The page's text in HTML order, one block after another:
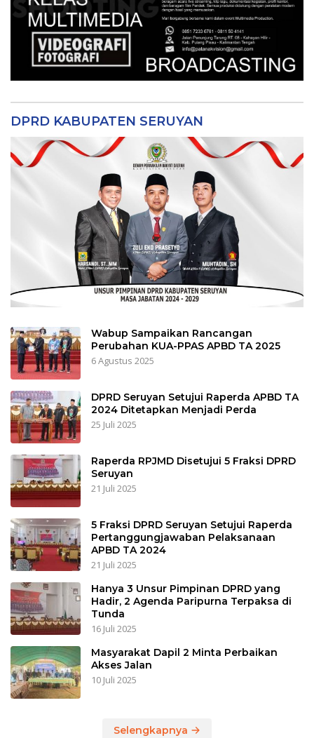
DPRD KABUPATEN SERUYAN
Wabup Sampaikan Rancangan
Perubahan KUA-PPAS APBD TA 2025
6 Agustus 2025
DPRD Seruyan Setujui Raperda APBD TA
2024 Ditetapkan Menjadi Perda
25 Juli 2025
Raperda RPJMD Disetujui 5 Fraksi DPRD
Seruyan
21 Juli 2025
5 Fraksi DPRD Seruyan Setujui Raperda
Pertanggungjawaban Pelaksanaan
APBD TA 2024
21 Juli 2025
Hanya 3 Unsur Pimpinan DPRD yang
Hadir, 2 Agenda Paripurna Terpaksa di
Tunda
16 Juli 2025
Masyarakat Dapil 2 Minta Perbaikan
Akses Jalan
10 Juli 2025
Selengkapnya